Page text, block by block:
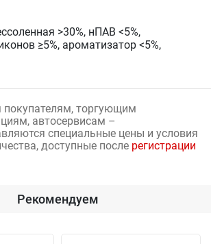
>30%, нПАВ <5%,
≥5%, ароматизатор <5%,
торгующим
автосервисам –
специальные цены и условия
доступные после регистрации
Рекомендуем